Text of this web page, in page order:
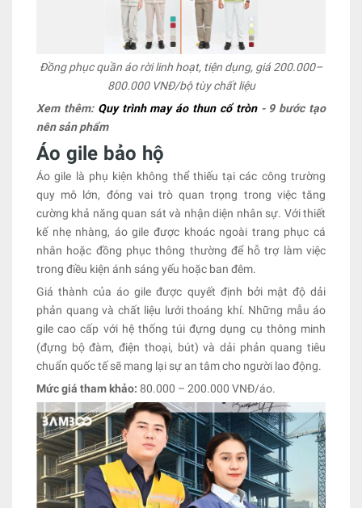
Đồng phục quần áo rời linh hoạt, tiện dụng, giá 200.000–
800.000 VNĐ/bộ tùy chất liệu
Xem thêm: Quy trình may áo thun cổ tròn- 9 bước tạo
nên sản phẩm
Áo gile bảo hộ
Áo gile là phụ kiện không thể thiếu tại các công trường
quy mô lớn, đóng vai trò quan trọng trong việc tăng
cường khả năng quan sát và nhận diện nhân sự. Với thiết
kế nhẹ nhàng, áo gile được khoác ngoài trang phục cá
nhân hoặc đồng phục thông thường để hỗ trợ làm việc
trong điều kiện ánh sáng yếu hoặc ban đêm.
Giá thành của áo gile được quyết định bởi mật độ dải
phản quang và chất liệu lưới thoáng khí. Những mẫu áo
gile cao cấp với hệ thống túi đựng dụng cụ thông minh
(đựng bộ đàm, điện thoại, bút) và dải phản quang tiêu
chuẩn quốc tế sẽ mang lại sự an tâm cho người lao động.
Mức giá tham khảo: 80.000 – 200.000 VNĐ/áo.